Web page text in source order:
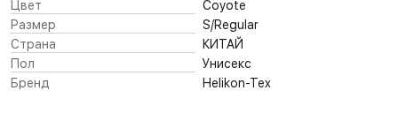
Цвет
Coyote
Размер
S/Regular
Страна
КИТАЙ
Пол
Унисекс
Бренд
Helikon-Tex